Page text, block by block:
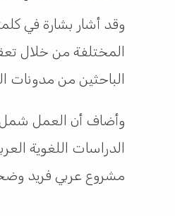
وقد أشار بشارة في
المختلفة من خلال
الباحثين من مدونات
وأضاف أن العمل شمل
الدراسات اللغوية
مشروع عربي فريد